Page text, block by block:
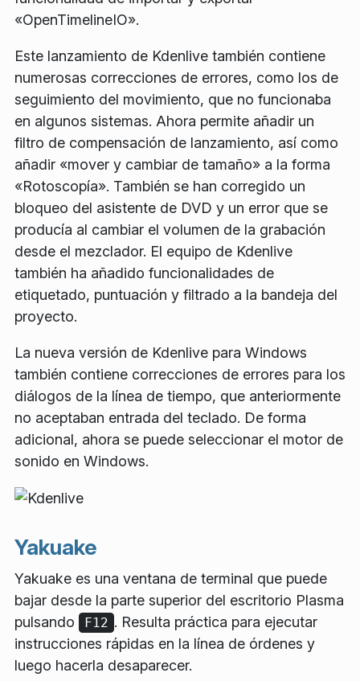
«OpenTimelineIO».
Este lanzamiento de Kdenlive también contiene
numerosas correcciones de errores, como los de
seguimiento del movimiento, que no funcionaba
en algunos sistemas. Ahora permite añadir un
filtro de compensación de lanzamiento, así como
añadir «mover y cambiar de tamaño» a la forma
«Rotoscopía». También se han corregido un
bloqueo del asistente de DVD y un error que se
producía al cambiar el volumen de la grabación
desde el mezclador. El equipo de Kdenlive
también ha añadido funcionalidades de
etiquetado, puntuación y filtrado a la bandeja del
proyecto.
La nueva versión de Kdenlive para Windows
también contiene correcciones de errores para los
diálogos de la línea de tiempo, que anteriormente
no aceptaban entrada del teclado. De forma
adicional, ahora se puede seleccionar el motor de
sonido en Windows.
Yakuake
Yakuake es una ventana de terminal que puede
bajar desde la parte superior del escritorio Plasma
pulsando
F12 . Resulta práctica para ejecutar
instrucciones rápidas en la línea de órdenes y
luego hacerla desaparecer.